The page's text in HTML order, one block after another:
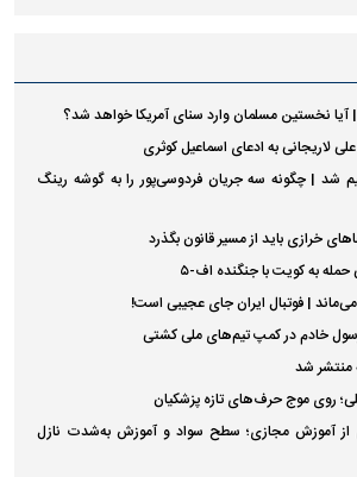
نخستین مسلمان وارد سنای آمریکا خواهد شد؟
لاریجانی به ادعای اسماعیل کوثری
شد | چگونه سه جریان فردوسی‌پور را به گوشه رینگ
خرازی باید از مسیر قانون بگذرد
حمله به کویت با جنگنده اف-۵
می‌ماند | فوتبال ایران جای عجیبی است!
خادم در کمپ تیم‌های ملی کشتی
منتشر شد
روی موج حرف‌های تازه پزشکیان
از آموزش مجازی؛ سطح سواد و آموزش به‌شدت نازل